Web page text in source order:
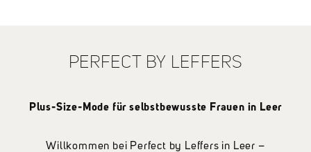
PERFECT BY LEFFERS
Plus-Size-Mode für selbstbewusste Frauen in Leer
Willkommen bei Perfect by Leffers in Leer –